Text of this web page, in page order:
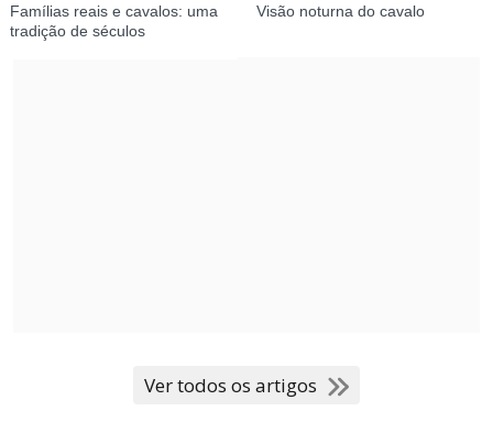
Famílias reais e cavalos: uma
tradição de séculos
Visão noturna do cavalo
Ver todos os artigos